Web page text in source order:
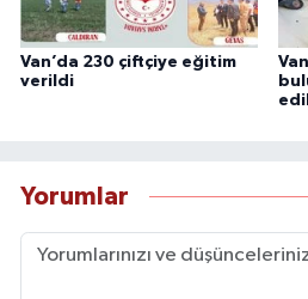
Van’da 230 çiftçiye eğitim
verildi
Yorumlar